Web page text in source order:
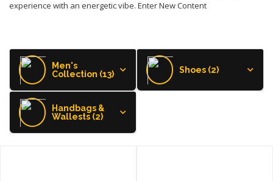
experience with an energetic vibe. Enter New Content
Men's
Collection (13)
Shoes (2)
Handbags &
Wallests (2)